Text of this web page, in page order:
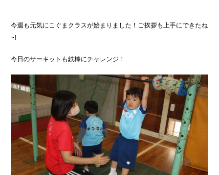
今週も元気にこぐまクラスが始まりました！ご挨拶も上手にできたね
~!
今日のサーキットも鉄棒にチャレンジ！